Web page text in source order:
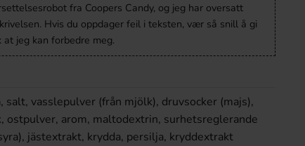
fra Coopers Candy, og jeg har oversatt
Hvis du oppdager feil i teksten, vær så snill å gi
at jeg kan forbedre meg.
vasslepulver (från mjölk), druvsocker (majs),
ostpulver, arom, maltodextrin, surhetsreglerande
jästextrakt, krydda, persilja, kryddextrakt